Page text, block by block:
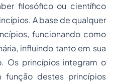
filosófico ou científico
A base de qualquer
funcionando como
influindo tanto em sua
Os princípios integram o
função destes princípios